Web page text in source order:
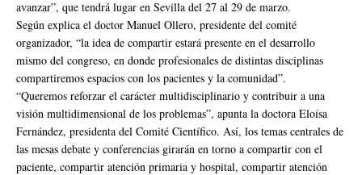
avanzar”, que tendrá lugar en Sevilla del 27 al 29 de marzo.
Según explica el doctor Manuel Ollero, presidente del comité
organizador, “la idea de compartir estará presente en el desarrollo
mismo del congreso, en donde profesionales de distintas disciplinas
compartiremos espacios con los pacientes y la comunidad”.
“Queremos reforzar el carácter multidisciplinario y contribuir a una
visión multidimensional de los problemas”, apunta la doctora Eloísa
Fernández, presidenta del Comité Científico. Así, los temas centrales de
las mesas debate y conferencias girarán en torno a compartir con el
paciente, compartir atención primaria y hospital, compartir atención